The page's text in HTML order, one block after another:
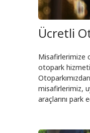
Ücretli
Misafirlerimize
otopark
misafirlerimiz,
araçlarını park